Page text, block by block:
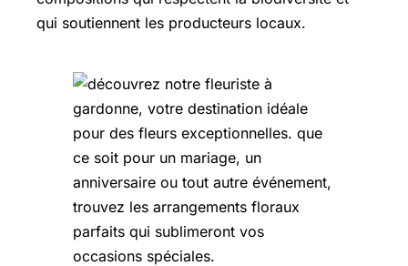
qui soutiennent les producteurs locaux.